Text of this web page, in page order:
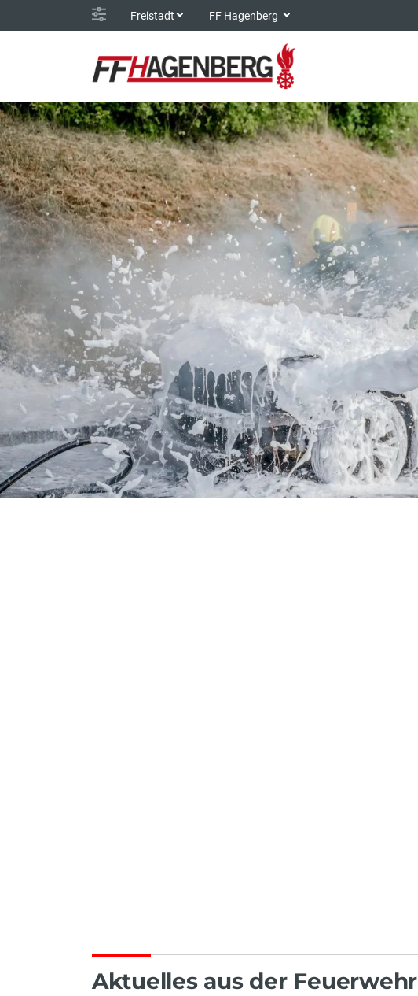
Freistadt FF Hagenberg
Aktuelles aus der Feuerwehr